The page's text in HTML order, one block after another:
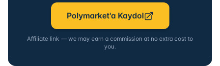
Polymarket'a Kaydol
Affiliate link — we may earn a commission at no extra cost to
you.